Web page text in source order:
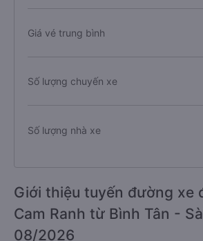
Giá vé trung bình
Số lượng chuyến xe
Số lượng nhà xe
Giới thiệu tuyến đường xe
Cam Ranh từ Bình Tân -
08/2026